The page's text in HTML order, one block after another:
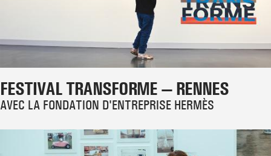
FESTIVAL TRANSFORME — RENNES
AVEC LA FONDATION D'ENTREPRISE HERMÈS